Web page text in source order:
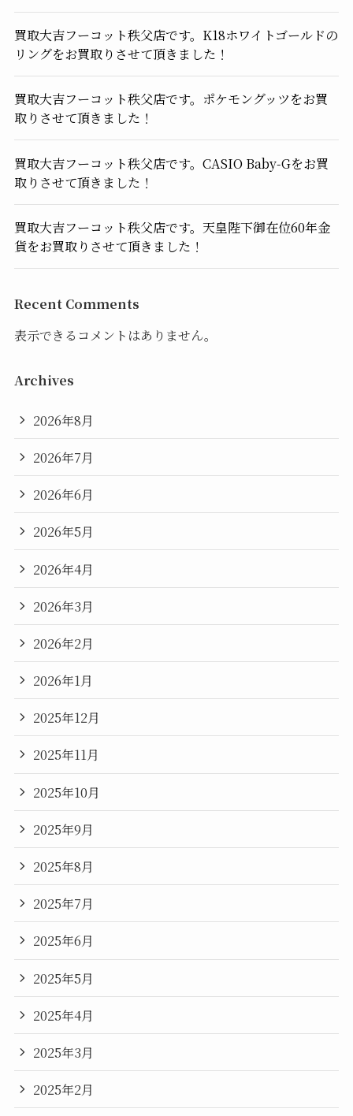
買取大吉フーコット秩父店です。K18ホワイトゴールドの
リングをお買取りさせて頂きました！
買取大吉フーコット秩父店です。ポケモングッツをお買
取りさせて頂きました！
買取大吉フーコット秩父店です。CASIO Baby-Gをお買
取りさせて頂きました！
買取大吉フーコット秩父店です。天皇陛下御在位60年金
貨をお買取りさせて頂きました！
Recent Comments
表示できるコメントはありません。
Archives
2026年8月
2026年7月
2026年6月
2026年5月
2026年4月
2026年3月
2026年2月
2026年1月
2025年12月
2025年11月
2025年10月
2025年9月
2025年8月
2025年7月
2025年6月
2025年5月
2025年4月
2025年3月
2025年2月